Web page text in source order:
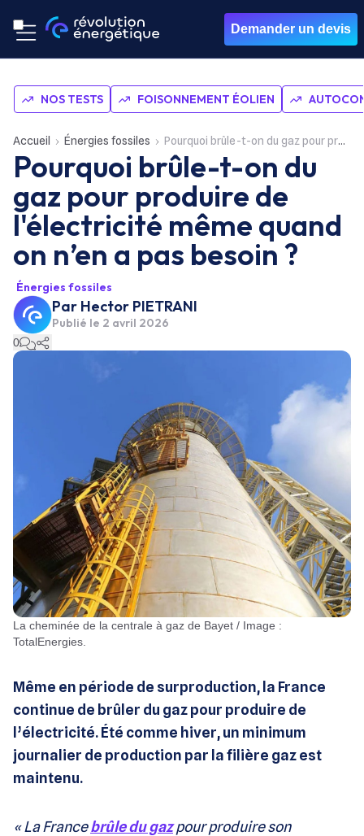
Demander un devis
NOS TESTS FOISONNEMENT ÉOLIEN
Accueil Énergies fossiles Pourquoi brûle-t-on du gaz pour produire de l'électricité même quand on n’en a pas besoin ?
Pourquoi brûle-t-on du
gaz pour produire de
l'électricité même quand
on n’en a pas besoin ?
Énergies fossiles
Par Hector PIETRANI
Publié le 2 avril 2026
0
La cheminée de la centrale à gaz de Bayet / Image :
TotalEnergies.
Même en période de surproduction, la France
continue de brûler du gaz pour produire de
l’électricité. Été comme hiver, un minimum
journalier de production par la filière gaz est
maintenu.
«La Francebrûle du gazpour produire son